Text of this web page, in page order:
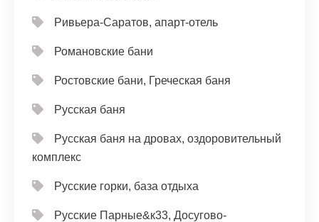
Ривьера-Саратов, апарт-отель
Романовские бани
Ростовские бани, Греческая баня
Русская баня
Русская баня на дровах, оздоровительный
комплекс
Русские горки, база отдыха
Русские Парные&к33, Досугово-